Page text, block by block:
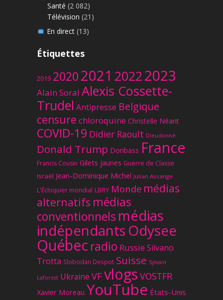
Santé (2 082)
Télévision (21)
En direct(13)
Étiquettes
2019 20202021 20222023
Alain Soral Alexis Cossette-
Trudel Antipresse Belgique
censure chloroquine Christelle Néant
COVID-19 Didier Raoult Dieudonné
Donald Trump Donbass France
Francis Cousin Gilets jaunes Guerre de Classe
Israël Jean-Dominique Michel Julian Assange
L'Échiquier mondial LBRY Monde médias
alternatifs médias
conventionnels médias
indépendantsOdysee
Québec radio Russie Silvano
Trotta Slobodan Despot Suisse Sylvain
Laforest Ukraine VFvlogs VOSTFR
Xavier Moreau YouTube États-Unis